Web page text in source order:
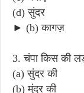
(d) सुंदर
► (b) कागज़
3. चंपा किस की
(a) सुंदर की
(b) मुंदर की